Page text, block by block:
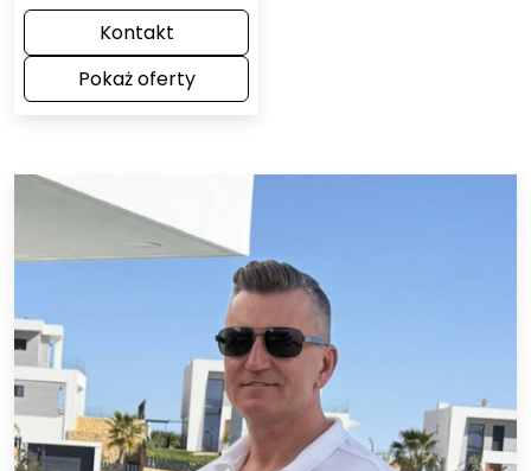
Kontakt
Pokaż oferty